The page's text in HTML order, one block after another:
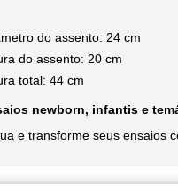
do assento: 24 cm
do assento: 20 cm
total: 44 cm
newborn, infantis e
e transforme seus ensaios